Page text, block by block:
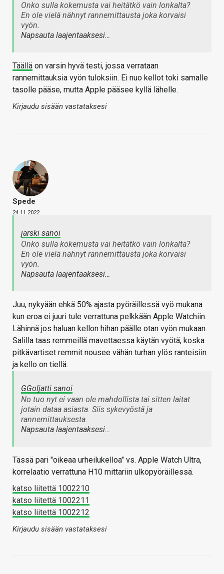
Onko sulla kokemusta vai heitätkö vain lonkalta?
En ole vielä nähnyt rannemittausta joka korvaisi
vyön.
Napsauta laajentaaksesi…
Täällä on varsin hyvä testi, jossa verrataan
rannemittauksia vyön tuloksiin. Ei nuo kellot toki samalle
tasolle pääse, mutta Apple pääsee kyllä lähelle.
Kirjaudu sisään vastataksesi
Spede
24.11.2022
jarski sanoi
Onko sulla kokemusta vai heitätkö vain lonkalta?
En ole vielä nähnyt rannemittausta joka korvaisi
vyön.
Napsauta laajentaaksesi…
Juu, nykyään ehkä 50% ajasta pyöräillessä vyö mukana
kun eroa ei juuri tule verrattuna pelkkään Apple Watchiin.
Lähinnä jos haluan kellon hihan päälle otan vyön mukaan.
Salilla taas remmeillä mavettaessa käytän vyötä, koska
pitkävartiset remmit nousee vähän turhan ylös ranteisiin
ja kello on tiellä.
GGoljatti sanoi
No tuo nyt ei vaan ole mahdollista tai sitten laitat
jotain dataa asiasta. Siis sykevyöstä ja
rannemittauksesta.
Napsauta laajentaaksesi…
Tässä pari "oikeaa urheilukelloa" vs. Apple Watch Ultra,
korrelaatio verrattuna H10 mittariin ulkopyöräillessä.
katso liitettä 1002210
katso liitettä 1002211
katso liitettä 1002212
Kirjaudu sisään vastataksesi